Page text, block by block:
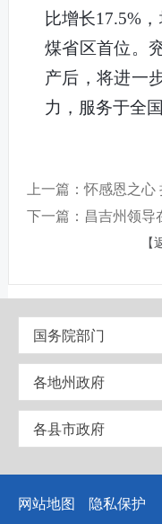
比增长17.5%
煤省区首位。
产后，将进一
力，服务于全
下一篇：昌吉州领导
【
国务院部门
各地州政府
各县市政府
网站地图 隐私保护